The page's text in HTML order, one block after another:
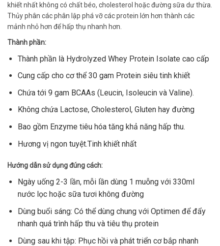
khiết nhất không có chất béo, cholesterol hoặc đường sữa dư thừa.
Thủy phân các phân lập phá vỡ các protein lớn hơn thành các
mảnh nhỏ hơn để hấp thụ nhanh hơn.
Thành phần:
Thành phần là Hydrolyzed Whey Protein Isolate cao cấp
Cung cấp cho cơ thể 30 gam Protein siêu tinh khiết
Chứa tới 9 gam BCAAs (Leucin, Isoleucin và Valine).
Không chứa Lactose, Cholesterol, Gluten hay đường
Bao gồm Enzyme tiêu hóa tăng khả năng hấp thu.
Hương vị ngon tuyệt.Tinh khiết nhất
Hướng dẫn sử dụng đúng cách:
Ngày uống 2-3 lần, mỗi lần dùng 1 muỗng với 330ml
nước lọc hoặc sữa tươi không đường
Dùng buổi sáng: Có thể dùng chung với Optimen để đẩy
nhanh quá trình hấp thu và tiêu thụ protein
Dùng sau khi tập: Phục hồi và phát triển cơ bắp nhanh